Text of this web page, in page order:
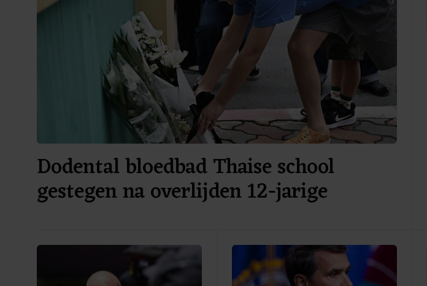
Dodental bloedbad Thaise school
gestegen na overlijden 12-jarige